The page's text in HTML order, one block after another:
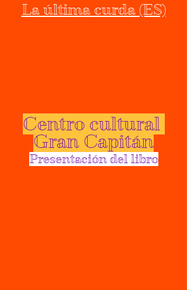
La última curda (ES)
Centro cultural
Gran Capitán
Presentación del libro